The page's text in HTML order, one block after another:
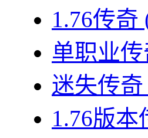
1.76传奇
单职业
迷失传奇
1.76版本